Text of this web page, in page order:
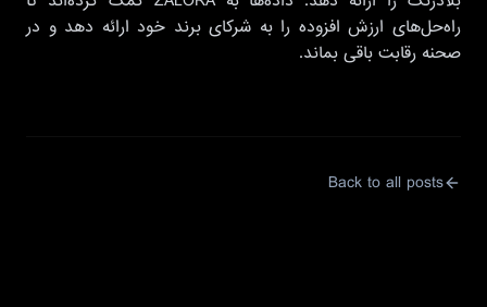
راه‌حل‌های ارزش افزوده را به شرکای برند خود ارائه دهد و در
صحنه رقابت باقی بماند.
Back to all posts